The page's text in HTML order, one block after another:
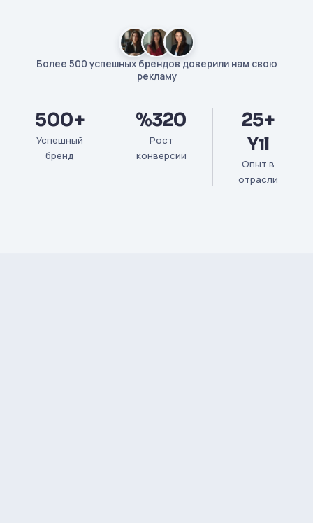
Более 500 успешных брендов доверили нам свою
рекламу
500+
Успешный
бренд
%320
Рост
конверсии
25+
Yıl
Опыт в
отрасли